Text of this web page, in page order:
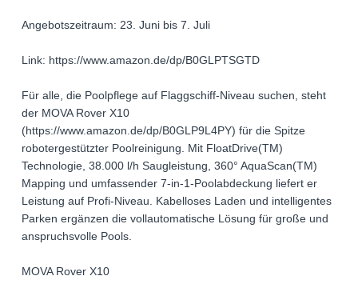
Angebotszeitraum: 23. Juni bis 7. Juli
Link: https://www.amazon.de/dp/B0GLPTSGTD
Für alle, die Poolpflege auf Flaggschiff-Niveau suchen, steht
der MOVA Rover X10
(https://www.amazon.de/dp/B0GLP9L4PY) für die Spitze
robotergestützter Poolreinigung. Mit FloatDrive(TM)
Technologie, 38.000 l/h Saugleistung, 360° AquaScan(TM)
Mapping und umfassender 7-in-1-Poolabdeckung liefert er
Leistung auf Profi-Niveau. Kabelloses Laden und intelligentes
Parken ergänzen die vollautomatische Lösung für große und
anspruchsvolle Pools.
MOVA Rover X10